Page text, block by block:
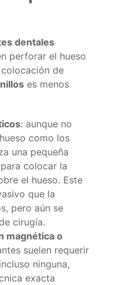
dentales
perforar el hueso
de
es menos
: aunque no
como los
una pequeña
colocar la
el hueso. Este
que la
pero aún se
cirugía.
magnética o
suelen requerir
ninguna,
exacta